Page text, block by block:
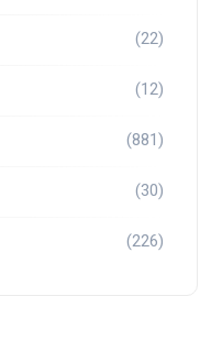
(22)
(12)
(881)
(30)
(226)